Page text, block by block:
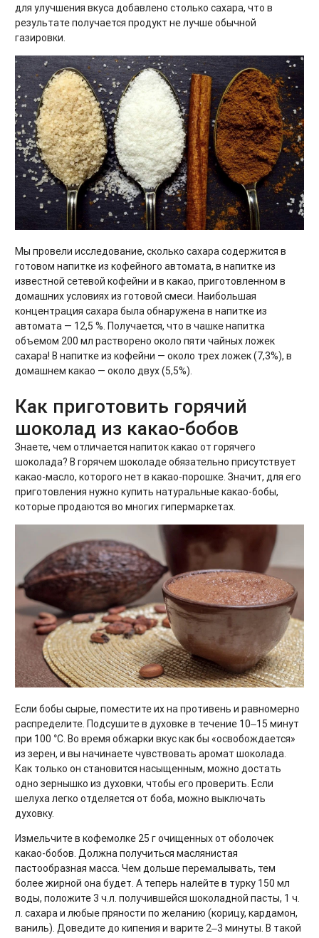
для улучшения вкуса добавлено столько сахара, что в
результате получается продукт не лучше обычной
газировки.
Мы провели исследование, сколько сахара содержится в
готовом напитке из кофейного автомата, в напитке из
известной сетевой кофейни и в какао, приготовленном в
домашних условиях из готовой смеси. Наибольшая
концентрация сахара была обнаружена в напитке из
автомата — 12,5 %. Получается, что в чашке напитка
объемом 200 мл растворено около пяти чайных ложек
сахара! В напитке из кофейни — около трех ложек (7,3%), в
домашнем какао — около двух (5,5%).
Как приготовить горячий
шоколад из какао-бобов
Знаете, чем отличается напиток какао от горячего
шоколада? В горячем шоколаде обязательно присутствует
какао-масло, которого нет в какао-порошке. Значит, для его
приготовления нужно купить натуральные какао-бобы,
которые продаются во многих гипермаркетах.
Если бобы сырые, поместите их на противень и равномерно
распределите. Подсушите в духовке в течение 10‒15 минут
при 100 °C. Во время обжарки вкус как бы «освобождается»
из зерен, и вы начинаете чувствовать аромат шоколада.
Как только он становится насыщенным, можно достать
одно зернышко из духовки, чтобы его проверить. Если
шелуха легко отделяется от боба, можно выключать
духовку.
Измельчите в кофемолке 25 г очищенных от оболочек
какао-бобов. Должна получиться маслянистая
пастообразная масса. Чем дольше перемалывать, тем
более жирной она будет. А теперь налейте в турку 150 мл
воды, положите 3 ч.л. получившейся шоколадной пасты, 1 ч.
л. сахара и любые пряности по желанию (корицу, кардамон,
ваниль). Доведите до кипения и варите 2‒3 минуты. В такой